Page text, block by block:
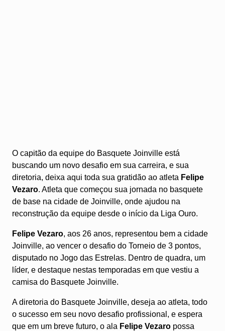
O capitão da equipe do Basquete Joinville está
buscando um novo desafio em sua carreira, e sua
diretoria, deixa aqui toda sua gratidão ao atleta Felipe
Vezaro. Atleta que começou sua jornada no basquete
de base na cidade de Joinville, onde ajudou na
reconstrução da equipe desde o início da Liga Ouro.
Felipe Vezaro, aos 26 anos, representou bem a cidade
Joinville, ao vencer o desafio do Torneio de 3 pontos,
disputado no Jogo das Estrelas. Dentro de quadra, um
líder, e destaque nestas temporadas em que vestiu a
camisa do Basquete Joinville.
A diretoria do Basquete Joinville, deseja ao atleta, todo
o sucesso em seu novo desafio profissional, e espera
que em um breve futuro, o ala Felipe Vezaro possa